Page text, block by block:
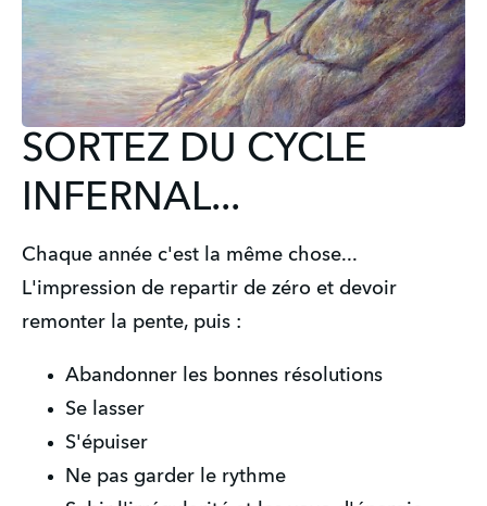
SORTEZ DU CYCLE
INFERNAL...
Chaque année c'est la même chose...
L'impression de repartir de zéro et devoir
remonter la pente, puis :
Abandonner les bonnes résolutions
Se lasser
S'épuiser
Ne pas garder le rythme